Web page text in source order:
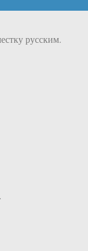
русским.